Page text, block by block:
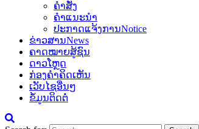
ຄຳສັ່ງ
ຄຳແນະນຳ
ປະກາດແຈ້ງການNotice
ຂ່າວສານNews
ຄາດໝາຍສູ້ຊົນ
ດາວໂຫຼດ
ກ່ອງຄຳຄິດເຫັນ
ເວັບໄຊອື່ນໆ
ຂໍ້ມູນຕິດຕໍ່